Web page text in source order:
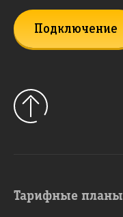
Подключение
Тарифные планы